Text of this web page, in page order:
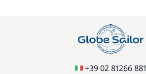
+39 02 81266 881